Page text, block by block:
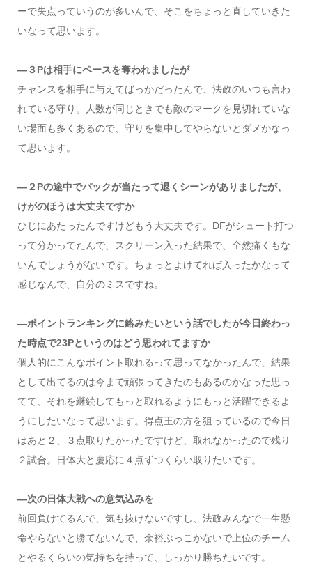
ーで失点っていうのが多いんで、そこをちょっと直していきた
いなって思います。
―３Pは相手にペースを奪われましたが
チャンスを相手に与えてばっかだったんで、法政のいつも言わ
れている守り。人数が同じときでも敵のマークを見切れていな
い場面も多くあるので、守りを集中してやらないとダメかなっ
て思います。
―２Pの途中でパックが当たって退くシーンがありましたが、
けがのほうは大丈夫ですか
ひじにあたったんですけどもう大丈夫です。DFがシュート打つ
って分かってたんで、スクリーン入った結果で、全然痛くもな
いんでしょうがないです。ちょっとよけてれば入ったかなって
感じなんで、自分のミスですね。
―ポイントランキングに絡みたいという話でしたが今日終わっ
た時点で23Pというのはどう思われてますか
個人的にこんなポイント取れるって思ってなかったんで、結果
として出てるのは今まで頑張ってきたのもあるのかなった思っ
てて、それを継続してもっと取れるようにもっと活躍できるよ
うにしたいなって思います。得点王の方を狙っているので今日
はあと２、３点取りたかったですけど、取れなかったので残り
２試合。日体大と慶応に４点ずつくらい取りたいです。
―次の日体大戦への意気込みを
前回負けてるんで、気も抜けないですし、法政みんなで一生懸
命やらないと勝てないんで、余裕ぶっこかないで上位のチーム
とやるくらいの気持ちを持って、しっかり勝ちたいです。